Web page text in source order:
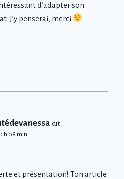
d’adapter son
J’y penserai, merci
dit :
h 08 min
et présentation! Ton article